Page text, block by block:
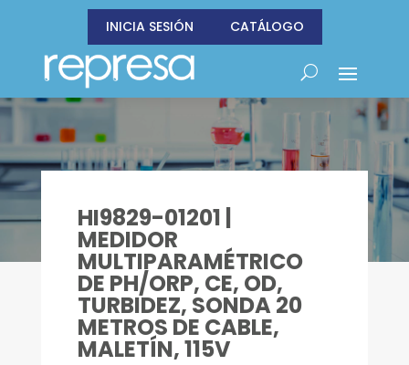
INICIA SESIÓN CATÁLOGO
HI9829-01201 |
MEDIDOR
MULTIPARAMÉTRICO
DE PH/ORP, CE, OD,
TURBIDEZ, SONDA 20
METROS DE CABLE,
MALETÍN, 115V